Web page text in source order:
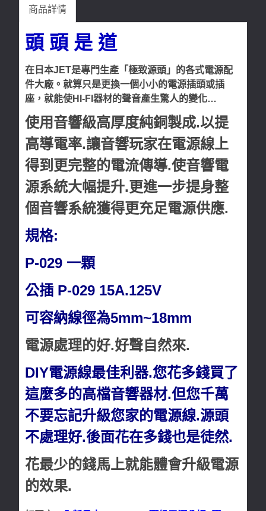
商品詳情
頭 頭 是 道
在日本JET是專門生產 「極致源頭」的各式電源配
件大廠。就算只是更換一個小小的電源插頭或插
座，就能使HI-FI器材的聲音產生驚人的變化…
使用音響級高厚度純銅製成.以提
高導電率.讓音響玩家在電源線上
得到更完整的電流傳導.使音響電
源系統大幅提升.更進一步提身整
個音響系統獲得更充足電源供應.
規格:
P-029 一顆
公插 P-029 15A.125V
可容納線徑為5mm~18mm
電源處理的好.好聲自然來.
DIY電源線最佳利器.您花多錢買了
這麼多的高檔音響器材.但您千萬
不要忘記升級您家的電源線.源頭
不處理好.後面花在多錢也是徒然.
花最少的錢馬上就能體會升級電源
的效果.